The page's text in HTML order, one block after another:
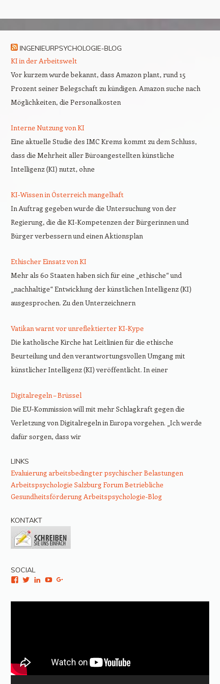
INGENIEURPSYCHOLOGIE-BLOG
KI in der Arbeitswelt
Vor kurzem wurde bekannt, dass Amazon plant, rund 15
Prozent seiner Belegschaft zu kündigen. Amazon suche nach
Möglichkeiten, die Personalkosten
Interne Nutzung von KI
Eine aktuelle Studie des IMC Krems kommt zu dem Schluss,
dass die Mehrheit aller Büroangestellten künstliche
Intelligenz (KI) nutzt, ohne
KI-Wissen in Österreich mangelhaft
In Auftrag gegeben wurde die Untersuchung von der
Regierung, die die KI-Kompetenzen der Bürgerinnen und
Bürger verbessern und einen Aktionsplan
Ethischer Einsatz von KI
Mehr als 60 Staaten haben sich für eine „ethische“ und
„nachhaltige“ Entwicklung der künstlichen Intelligenz (KI)
ausgesprochen. Zu den Unterzeichnern
Vatikan warnt vor unreflektierter KI-Kype
Die katholische Kirche hat Leitlinien für die ethische
Beurteilung und den verantwortungsvollen Umgang mit
künstlicher Intelligenz (KI) veröffentlicht. In einer
Digitalregeln – Brüssel
Die EU-Kommission will mit mehr Schlagkraft gegen die
Verletzung von Digitalregeln in Europa vorgehen. „Ich werde
dafür sorgen, dass wir
LINKS
Evaluierung arbeitsbedingter psychischer Belastungen
Arbeitspsychologie Salzburg Forum Betriebliche
Gesundheitsförderung Arbeitspsychologie-Blog
KONTAKT
SOCIAL
Facebook
TwitterLinkedIn
YouTube